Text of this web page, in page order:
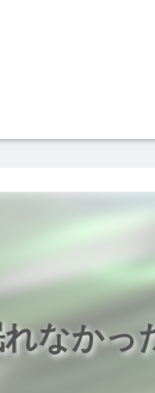
なかっ